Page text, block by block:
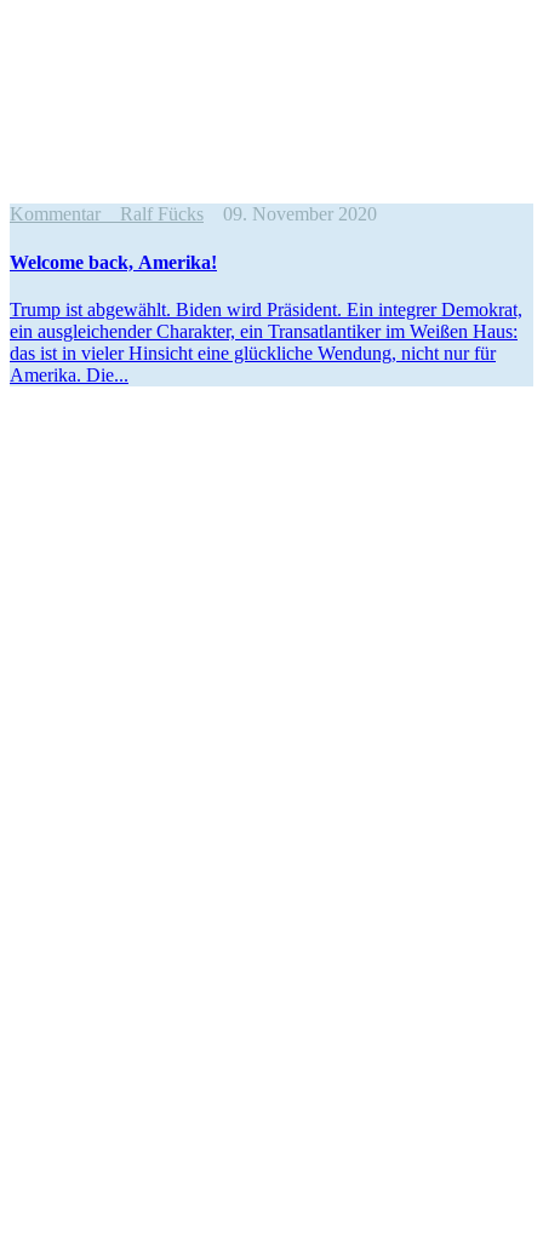
Kommentar Ralf Fücks 09. November 2020
Welcome back, Amerika!
Trump ist abgewählt. Biden wird Präsident. Ein integrer Demokrat,
ein ausglei­chender Charakter, ein Trans­at­lan­tiker im Weißen Haus:
das ist in vieler Hinsicht eine glück­liche Wendung, nicht nur für
Amerika. Die...